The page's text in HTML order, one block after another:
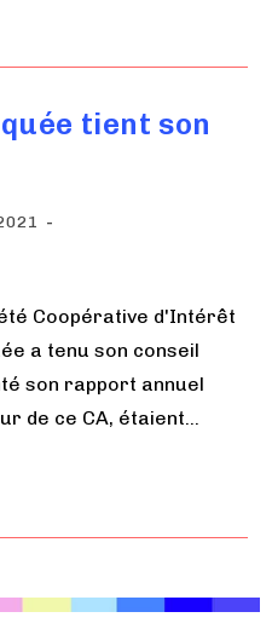
tient son
Coopérative d'Intérêt
a tenu son conseil
son rapport annuel
de ce CA, étaient…